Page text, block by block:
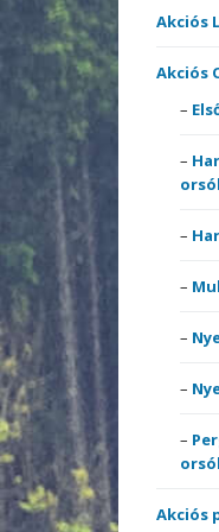
Akciós
Akciós
Akciós